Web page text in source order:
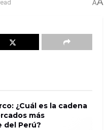
A
¿Cuál es la cadena
más
del Perú?